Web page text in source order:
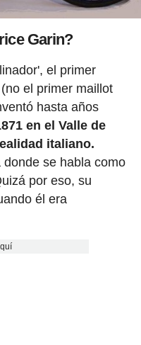
Garin?
el primer
el primer maillot
hasta años
en el Valle de
italiano.
se habla como
por eso, su
él era